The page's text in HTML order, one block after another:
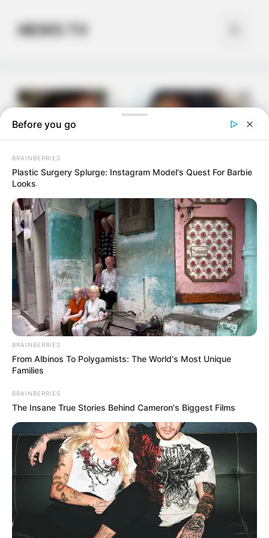
contentNEWS TV
Victor et Lou, le
rapprochement
qu’on n’attendait
plus : Brunet a un
plan – Demain nous
Before you go
BRAINBERRIES
Plastic Surgery Splurge: Instagram Model's Quest For Barbie
Looks
BRAINBERRIES
From Albinos To Polygamists: The World's Most Unique
Families
BRAINBERRIES
The Insane True Stories Behind Cameron's Biggest Films